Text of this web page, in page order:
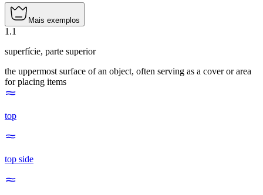
Mais exemplos
1 .1
superfície, parte superior
the uppermost surface of an object, often serving as a cover or area
for placing items
top
top side